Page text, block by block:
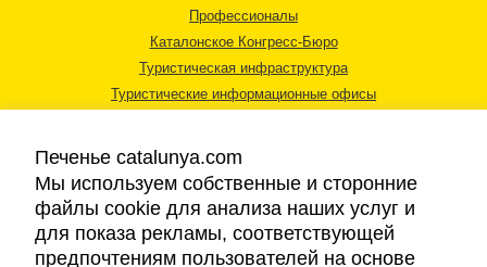
Профессионалы
Каталонское Конгресс-Бюро
Туристическая инфраструктура
Туристические информационные офисы
Правовая информация
Печенье catalunya.com
Мы используем собственные и сторонние
файлы cookie для анализа наших услуг и
для показа рекламы, соответствующей
предпочтениям пользователей на основе